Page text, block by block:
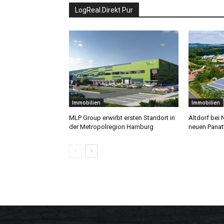
LogReal.Direkt Pur
Immobilien
MLP Group erwirbt ersten Standort in
der Metropolregion Hamburg
Immobilien
Altdorf bei
neuen